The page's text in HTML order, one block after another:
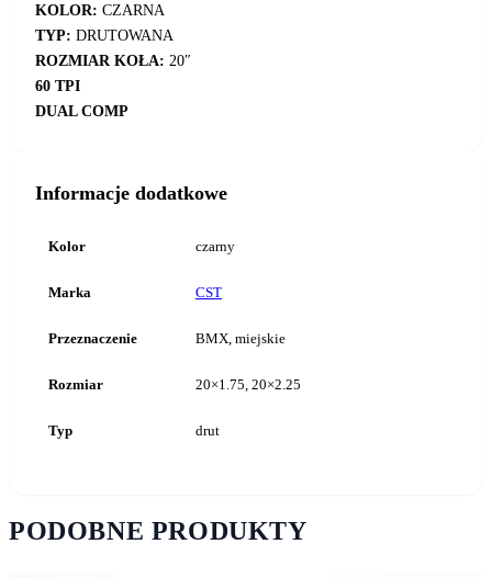
KOLOR: CZARNA
TYP: DRUTOWANA
ROZMIAR KOŁA: 20″
60 TPI
DUAL COMP
Informacje dodatkowe
Kolor czarny
Marka CST
Przeznaczenie BMX, miejskie
Rozmiar 20×1.75, 20×2.25
Typ drut
PODOBNE PRODUKTY